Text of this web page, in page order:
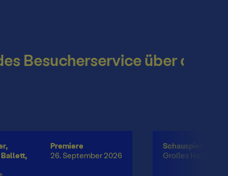
über die
Ballett,
Premiere
26. September 2026
Schauspiel
Großes Haus